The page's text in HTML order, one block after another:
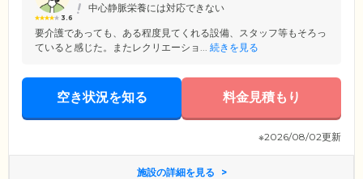
3.6
中心静脈栄養には対応できない
要介護であっても、ある程度見てくれる設備、スタッフ等もそろっ
ていると感じた。またレクリエーショ... 続きを見る
空き状況を知る 料金見積もり
※2026/08/02更新
施設の詳細を見る